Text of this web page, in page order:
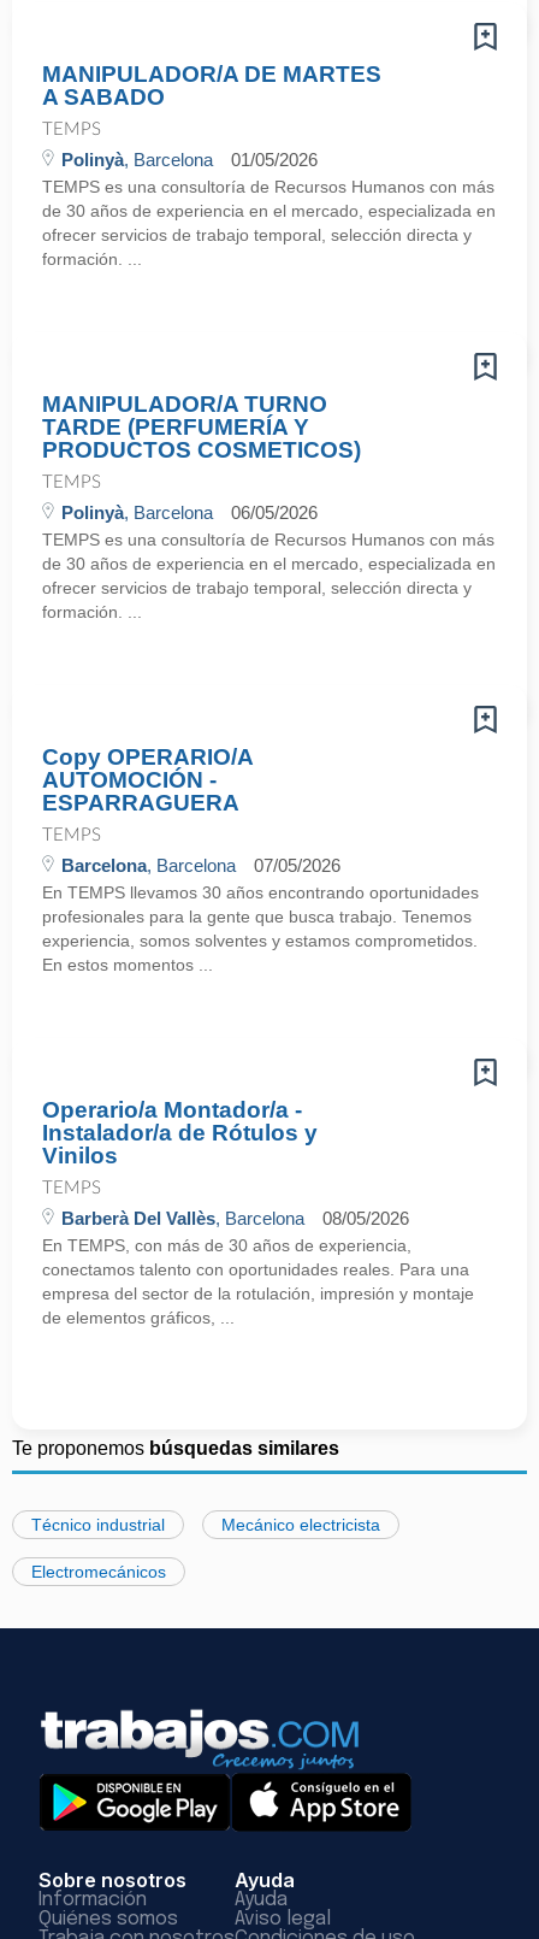
MANIPULADOR/A DE MARTES
A SABADO
TEMPS
Polinyà, Barcelona 01/05/2026
TEMPS es una consultoría de Recursos Humanos con más
de 30 años de experiencia en el mercado, especializada en
ofrecer servicios de trabajo temporal, selección directa y
formación. ...
MANIPULADOR/A TURNO
TARDE (PERFUMERÍA Y
PRODUCTOS COSMETICOS)
TEMPS
Polinyà, Barcelona 06/05/2026
TEMPS es una consultoría de Recursos Humanos con más
de 30 años de experiencia en el mercado, especializada en
ofrecer servicios de trabajo temporal, selección directa y
formación. ...
Copy OPERARIO/A
AUTOMOCIÓN -
ESPARRAGUERA
TEMPS
Barcelona, Barcelona 07/05/2026
En TEMPS llevamos 30 años encontrando oportunidades
profesionales para la gente que busca trabajo. Tenemos
experiencia, somos solventes y estamos comprometidos.
En estos momentos ...
Operario/a Montador/a -
Instalador/a de Rótulos y
Vinilos
TEMPS
Barberà Del Vallès, Barcelona 08/05/2026
En TEMPS, con más de 30 años de experiencia,
conectamos talento con oportunidades reales. Para una
empresa del sector de la rotulación, impresión y montaje
de elementos gráficos, ...
Te proponemos búsquedas similares
Técnico industrial Mecánico electricista
Electromecánicos
Sobre nosotros
Información
Quiénes somos
Ayuda
Ayuda
Aviso legal